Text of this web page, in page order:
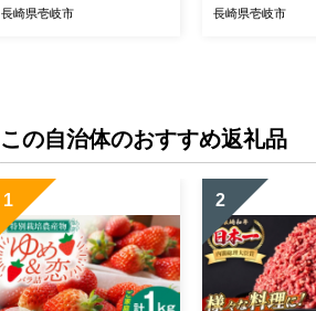
農業協同組合】[JBO028]
ぐるナイ
長崎県壱岐市
4] 肉 牛肉 赤身
長崎県壱岐市
この自治体のおすすめ返礼品
1 2